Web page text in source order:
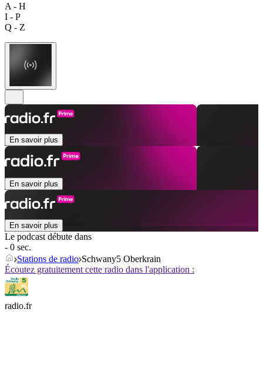
A - H
I - P
Q - Z
En savoir plus
En savoir plus
En savoir plus
Le podcast débute dans
- 0 sec.
Stations de radio Schwany5 Oberkrain
Écoutez gratuitement cette radio dans l'application :
radio.fr